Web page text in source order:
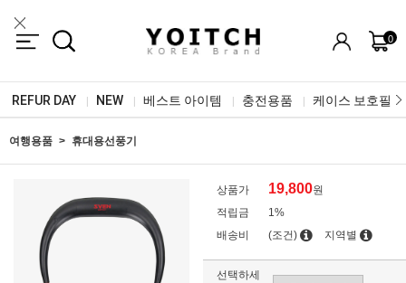
0
REFUR DAY NEW 베스트 아이템 충전용품 케이스 보호필름
여행용품 휴대용선풍기
상품가 19,800원
적립금
1%
배송비
(조건) 지역별
선택하세